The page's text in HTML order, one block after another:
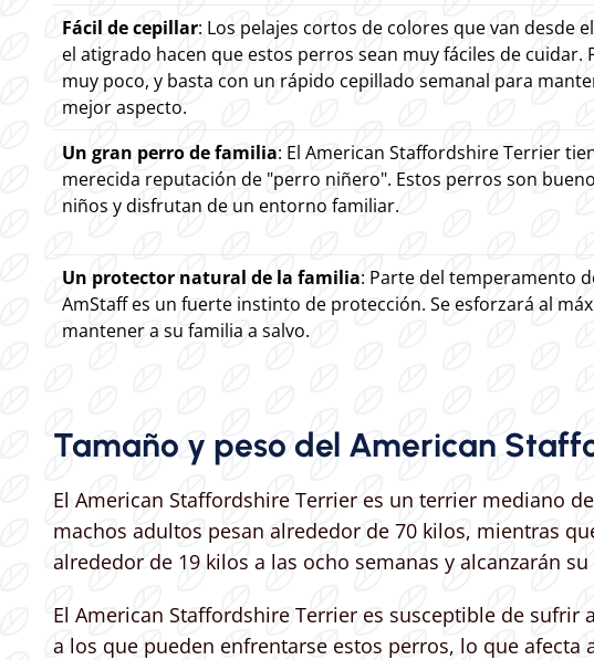
Fácil de cepillar: Los pelajes cortos de colores que van desde
el atigrado hacen que estos perros sean muy fáciles de cuidar.
muy poco, y basta con un rápido cepillado semanal para
mejor aspecto.
Un gran perro de familia: El American Staffordshire Terrier
merecida reputación de "perro niñero". Estos perros son
niños y disfrutan de un entorno familiar.
Un protector natural de la familia: Parte del temperamento
AmStaff es un fuerte instinto de protección. Se esforzará al
mantener a su familia a salvo.
Tamaño y peso del American
El American Staffordshire Terrier es un terrier mediano
machos adultos pesan alrededor de 70 kilos, mientras
alrededor de 19 kilos a las ocho semanas y alcanzarán
El American Staffordshire Terrier es susceptible de
a los que pueden enfrentarse estos perros, lo que